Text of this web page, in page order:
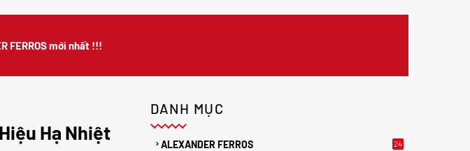
FERROS mới nhất !!!
Hạ Nhiệt
DANH MỤC
ALEXANDER FERROS 24